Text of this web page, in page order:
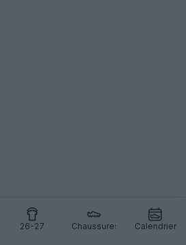
26-27 Chaussures Calendrier